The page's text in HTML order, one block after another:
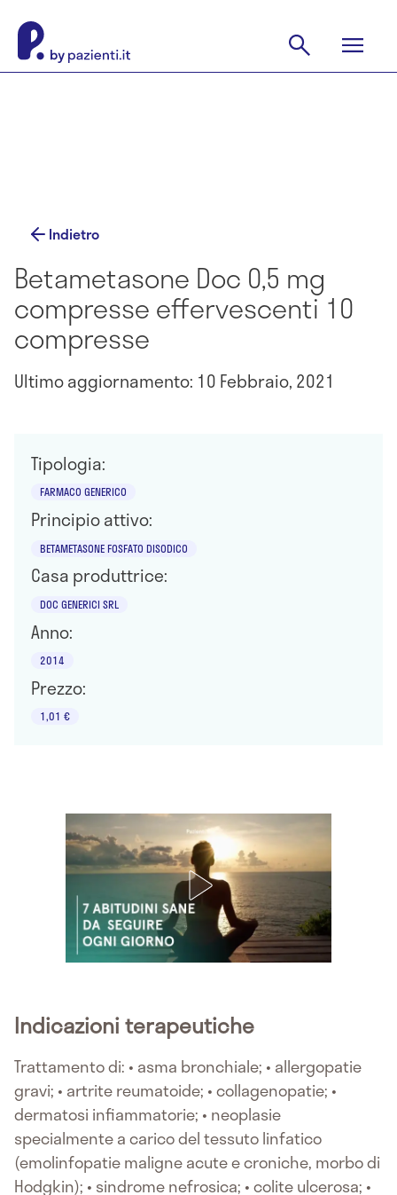
Indietro
Betametasone Doc 0,5 mg
compresse effervescenti 10
compresse
Ultimo aggiornamento: 10 Febbraio, 2021
Tipologia:
FARMACO GENERICO
Principio attivo:
BETAMETASONE FOSFATO DISODICO
Casa produttrice:
DOC GENERICI SRL
Anno:
2014
Prezzo:
1,01 €
Indicazioni terapeutiche
Trattamento di: • asma bronchiale; • allergopatie
gravi; • artrite reumatoide; • collagenopatie; •
dermatosi infiammatorie; • neoplasie
specialmente a carico del tessuto linfatico
(emolinfopatie maligne acute e croniche, morbo di
Hodgkin); • sindrome nefrosica; • colite ulcerosa; •